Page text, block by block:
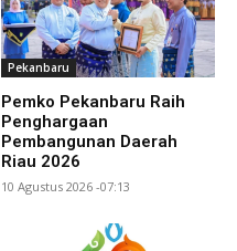
Pekanbaru
Pemko Pekanbaru Raih
Penghargaan
Pembangunan Daerah
Riau 2026
10 Agustus 2026 -07:13